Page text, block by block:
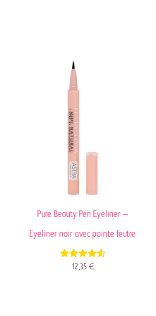
Pure Beauty Pen Eyeliner –
Eyeliner noir avec pointe feutre
4.60
12,35 €